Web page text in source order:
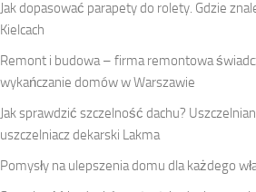
Jak dopasować parapety do rolety. Gdzie
Kielcach
Remont i budowa – firma remontowa
wykańczanie domów w Warszawie
Jak sprawdzić szczelność dachu?
uszczelniacz dekarski Lakma
Pomysły na ulepszenia domu dla każdego